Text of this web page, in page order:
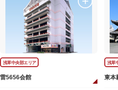
浅草中央部エリア
雷5656会館
浅草
東本